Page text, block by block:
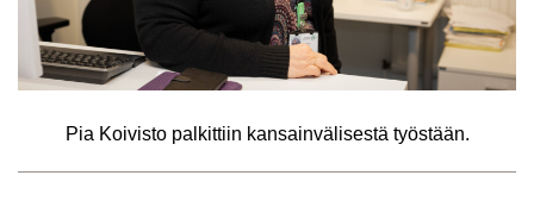
Pia Koi­vis­to pal­kit­tiin kan­sain­vä­li­ses­tä työs­tään.